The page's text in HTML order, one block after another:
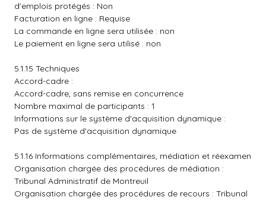
d'emplois protégés : Non
Facturation en ligne : Requise
La commande en ligne sera utilisée : non
Le paiement en ligne sera utilisé : non
5.1.15 Techniques
Accord-cadre :
Accord-cadre, sans remise en concurrence
Nombre maximal de participants : 1
Informations sur le système d'acquisition dynamique :
Pas de système d'acquisition dynamique
5.1.16 Informations complémentaires, médiation et réexamen
Organisation chargée des procédures de médiation :
Tribunal Administratif de Montreuil
Organisation chargée des procédures de recours : Tribunal